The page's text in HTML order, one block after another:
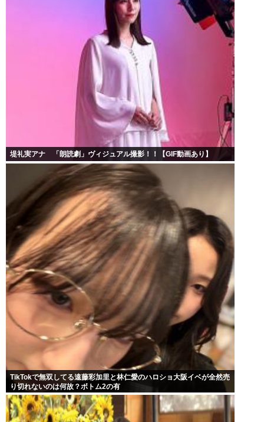
堤礼実アナ 「朗読劇」ヴィジュアル撮影！！【GIF動画あり】
TikTokで無双してる遠藤彩加里と林仁愛のハロショ大阪イベが全然売
り切れないのは何故？ボトム2の有